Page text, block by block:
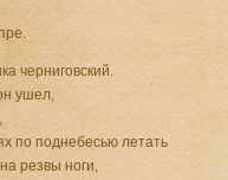
черниговский.
ушел,
по поднебесью летать
резвы ноги,